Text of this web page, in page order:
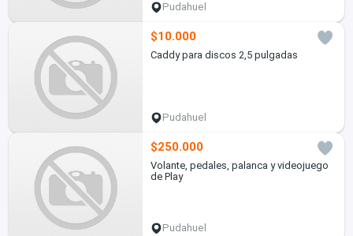
Pudahuel
$10.000
Caddy para discos 2,5 pulgadas
Pudahuel
$250.000
Volante, pedales, palanca y videojuego
de Play
Pudahuel